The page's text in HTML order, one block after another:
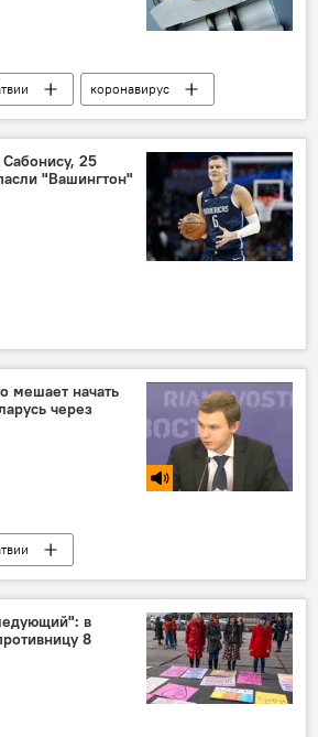
коронавирус
25
"Вашингтон"
ассоциация (НБА)
мешает начать
через
Беларусь
в
8